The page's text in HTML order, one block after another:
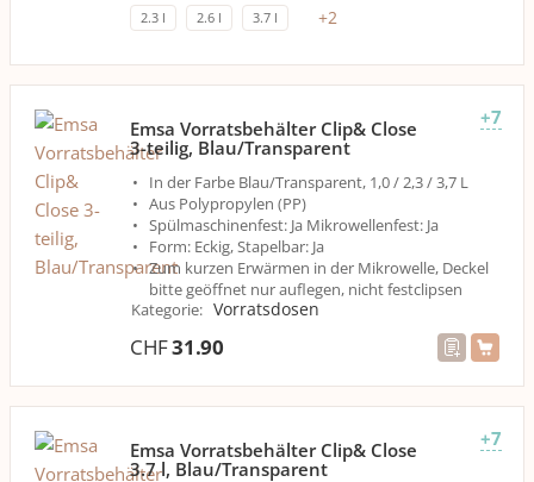
2.3 l 2.6 l 3.7 l +2
+7
Emsa Vorratsbehälter Clip& Close
3-teilig, Blau/Transparent
In der Farbe Blau/Transparent, 1,0 / 2,3 / 3,7 L
Aus Polypropylen (PP)
Spülmaschinenfest: Ja Mikrowellenfest: Ja
Form: Eckig, Stapelbar: Ja
Zum kurzen Erwärmen in der Mikrowelle, Deckel
bitte geöffnet nur auflegen, nicht festclipsen
Kategorie: Vorratsdosen
CHF31.90
+7
Emsa Vorratsbehälter Clip& Close
3.7 l, Blau/Transparent